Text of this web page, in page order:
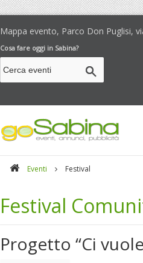
Mappa evento, Parco Don Puglisi,
Cosa fare oggi in Sabina?
Eventi Festival
Festival
Progetto “Ci